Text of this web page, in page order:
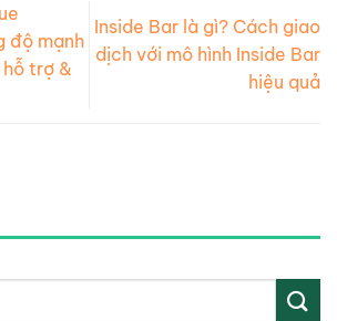
độ mạnh
trợ &
Inside Bar là gì? Cách giao
dịch với mô hình Inside Bar
hiệu quả